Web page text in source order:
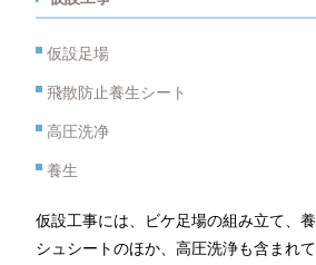
仮設足場
飛散防止養生シート
高圧洗净
養生
仮設工事には、ビケ足場の組み立て、
シュシートのほか、高圧洗浄も含まれ